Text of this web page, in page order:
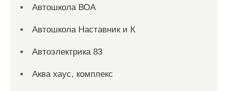
Автошкола ВОА
Автошкола Наставник и К
Автоэлектрика 83
Аква хаус, комплекс